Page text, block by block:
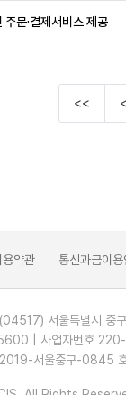
문·결제서비스 제공
<< <
용약관 통신과금이용
서울특별시 중
| 사업자번호
2019-서울중구-0845